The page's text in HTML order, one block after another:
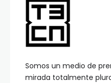
Somos un medio de
mirada totalmente